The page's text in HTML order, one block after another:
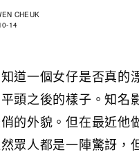
CHEUK
14
道一個女仔是否真的
頭之後的樣子。知名
的外貌。但在最近他
眾人都是一陣驚訝，